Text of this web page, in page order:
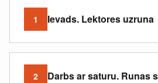
1 Ievads. Lektores uzruna
2 Darbs ar saturu. Runas